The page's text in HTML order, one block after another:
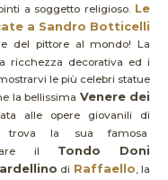
a soggetto religioso. Le
a Sandro Botticelli
del pittore al mondo! La
ricchezza decorativa ed i
le più celebri statue
la bellissima Venere dei
alle opere giovanili di
la sua famosa
il Tondo Doni
di Raffaello, la